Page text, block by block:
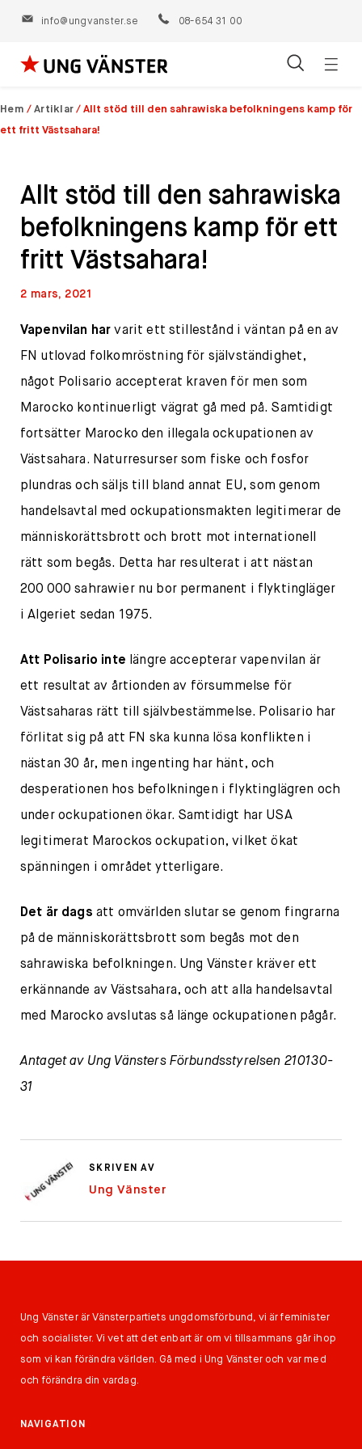
info@ungvanster.se 08-654 31 00
Hoppa
till
innehåll
Hem / Artiklar /Allt stöd till den sahrawiska befolkningens kamp för
ett fritt Västsahara!
Allt stöd till den sahrawiska
befolkningens kamp för ett
fritt Västsahara!
2 mars, 2021
Vapenvilan har varit ett stillestånd i väntan på en av
FN utlovad folkomröstning för självständighet,
något Polisario accepterat kraven för men som
Marocko kontinuerligt vägrat gå med på. Samtidigt
fortsätter Marocko den illegala ockupationen av
Västsahara. Naturresurser som fiske och fosfor
plundras och säljs till bland annat EU, som genom
handelsavtal med ockupationsmakten legitimerar de
människorättsbrott och brott mot internationell
rätt som begås. Detta har resulterat i att nästan
200 000 sahrawier nu bor permanent i flyktingläger
i Algeriet sedan 1975.
Att Polisario inte längre accepterar vapenvilan är
ett resultat av årtionden av försummelse för
Västsaharas rätt till självbestämmelse. Polisario har
förlitat sig på att FN ska kunna lösa konflikten i
nästan 30 år, men ingenting har hänt, och
desperationen hos befolkningen i flyktinglägren och
under ockupationen ökar. Samtidigt har USA
legitimerat Marockos ockupation, vilket ökat
spänningen i området ytterligare.
Det är dags att omvärlden slutar se genom fingrarna
på de människorättsbrott som begås mot den
sahrawiska befolkningen. Ung Vänster kräver ett
erkännande av Västsahara, och att alla handelsavtal
med Marocko avslutas så länge ockupationen pågår.
Antaget av Ung Vänsters Förbundsstyrelsen 210130-
31
SKRIVEN AV
Ung Vänster
Ung Vänster är Vänsterpartiets ungdomsförbund, vi är feminister
och socialister. Vi vet att det enbart är om vi tillsammans går ihop
som vi kan förändra världen. Gå med i Ung Vänster och var med
och förändra din vardag.
NAVIGATION